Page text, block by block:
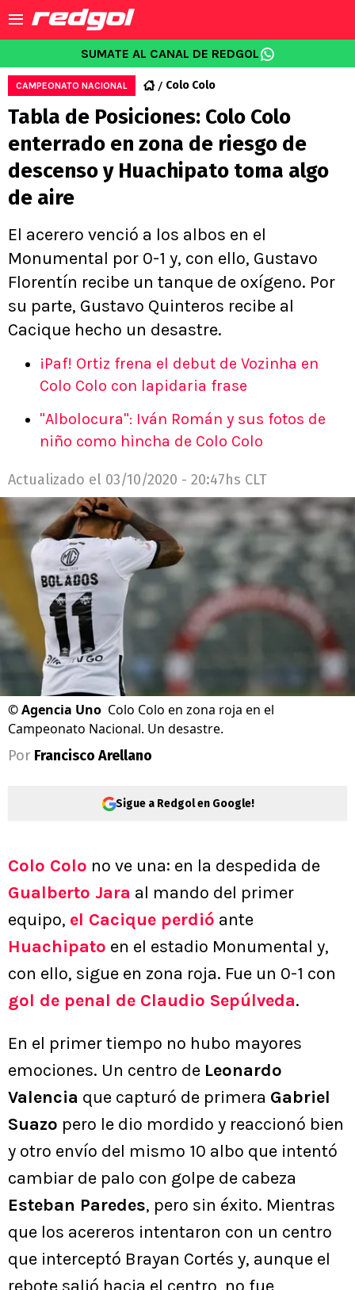
SUMATE AL CANAL DE REDGOL
CAMPEONATO NACIONAL Colo Colo
Tabla de Posiciones: Colo Colo
enterrado en zona de riesgo de
descenso y Huachipato toma algo
de aire
El acerero venció a los albos en el
Monumental por 0-1 y, con ello, Gustavo
Florentín recibe un tanque de oxígeno. Por
su parte, Gustavo Quinteros recibe al
Cacique hecho un desastre.
¡Paf! Ortiz frena el debut de Vozinha en
Colo Colo con lapidaria frase
"Albolocura": Iván Román y sus fotos de
niño como hincha de Colo Colo
Actualizado el 03/10/2020 - 20:47hs CLT
©Agencia Uno Colo Colo en zona roja en el
Campeonato Nacional. Un desastre.
Por Francisco Arellano
Sigue a Redgol en Google!
Colo Colo no ve una: en la despedida de
Gualberto Jara al mando del primer
equipo, el Cacique perdió ante
Huachipato en el estadio Monumental y,
con ello, sigue en zona roja. Fue un 0-1 con
gol de penal de Claudio Sepúlveda.
En el primer tiempo no hubo mayores
emociones. Un centro de Leonardo
Valencia que capturó de primera Gabriel
Suazo pero le dio mordido y reaccionó bien
y otro envío del mismo 10 albo que intentó
cambiar de palo con golpe de cabeza
Esteban Paredes, pero sin éxito. Mientras
que los acereros intentaron con un centro
que interceptó Brayan Cortés y, aunque el